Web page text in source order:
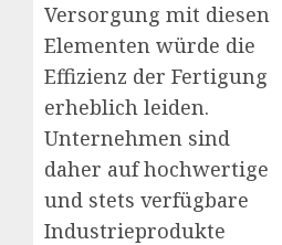
Versorgung mit diesen
Elementen würde die
Effizienz der Fertigung
erheblich leiden.
Unternehmen sind
daher auf hochwertige
und stets verfügbare
Industrieprodukte